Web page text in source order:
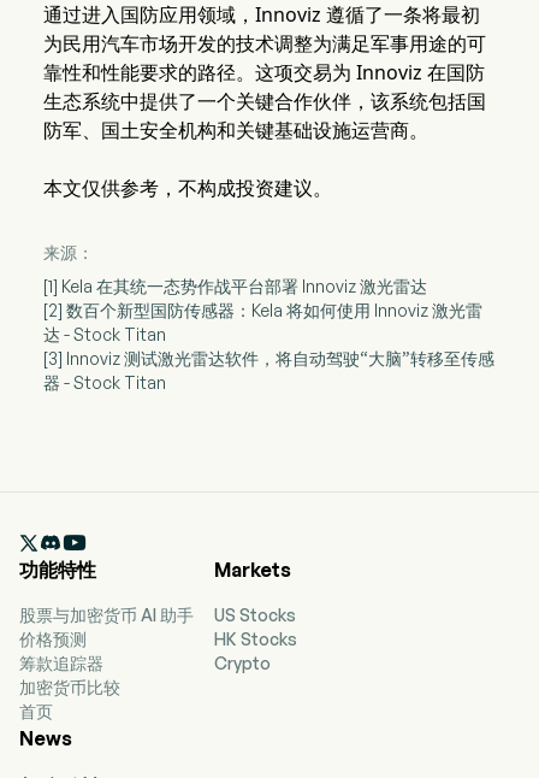
通过进入国防应用领域，Innoviz 遵循了一条将最初
为民用汽车市场开发的技术调整为满足军事用途的可
靠性和性能要求的路径。这项交易为 Innoviz 在国防
生态系统中提供了一个关键合作伙伴，该系统包括国
防军、国土安全机构和关键基础设施运营商。
本文仅供参考，不构成投资建议。
来源：
[1] Kela 在其统一态势作战平台部署 Innoviz 激光雷达
[2] 数百个新型国防传感器：Kela 将如何使用 Innoviz 激光雷
达 - Stock Titan
[3] Innoviz 测试激光雷达软件，将自动驾驶“大脑”转移至传感
器 - Stock Titan

功能特性
股票与加密货币 AI 助手
价格预测
筹款追踪器
加密货币比较
首页
Markets
US Stocks
HK Stocks
Crypto
News